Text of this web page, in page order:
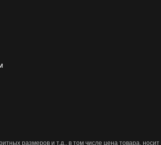
размеров и т.д., в том числе цена товара,